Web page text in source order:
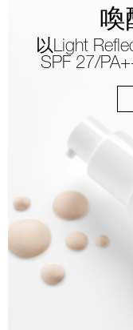
喚
以Light
SPF 27/